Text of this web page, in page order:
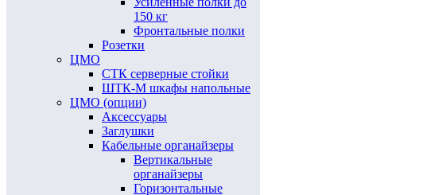
150 кг
Фронтальные полки
Розетки
ЦМО
СТК серверные стойки
ШТК-М шкафы напольные
ЦМО (опции)
Аксессуары
Заглушки
Кабельные органайзеры
Вертикальные
органайзеры
Горизонтальные